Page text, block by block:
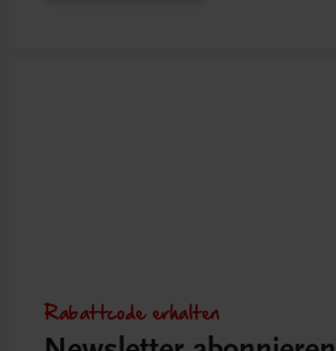
Rabattcode erhalten